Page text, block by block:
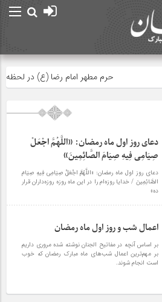
حرم مطهر امام رضا (ع) در لحظه تحویل
دعای روز اول ماه رمضان: «اللَّهُمَّ اجْعَلْ
صِیَامِی فِیهِ صِیَامَ الصَّائِمِینَ»
دعای روز اول ماه رمضان: «اللَّهُمَّ اجْعَلْ صِیَامِی فِیهِ صِیَامَ
الصَّائِمِینَ / خدایا روزه‌ام را در این ماه روزه روزه‌داران قرار
ده»
اعمال شب و روز اول ماه رمضان
بر اساس آنچه در مفاتیح الجنان نوشته شده مروری داریم
بر مهم‌ترین اعمال شب‌های ماه مبارک رمضان که خوب
است انجام شوند.